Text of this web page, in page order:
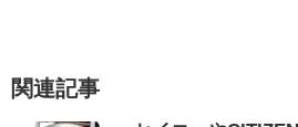
関連記事